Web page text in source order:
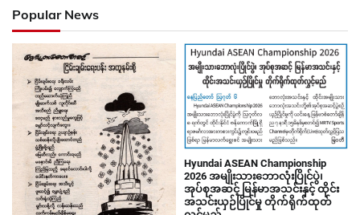
Popular News
Hyundai ASEAN Championship
2026 အမျိုးသားဘောလုံးပြိုင်ပွဲ၊
အုပ်စုအဆင့် မြန်မာအသင်းနှင့် ထိုင်း
အသင်းယှဉ်ပြိုင်မှု တိုက်ရိုက်ထုတ်